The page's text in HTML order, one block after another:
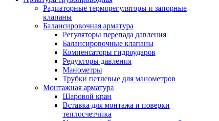
Радиаторные терморегуляторы и запорные
клапаны
Балансировочная арматура
Регуляторы перепада давления
Балансировочные клапаны
Компенсаторы гидроударов
Редукторы давления
Манометры
Трубки петлевые для манометров
Монтажная арматура
Шаровой кран
Вставка для монтажа и поверки
теплосчетчика